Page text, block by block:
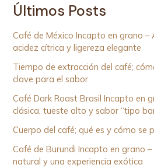
Últimos Posts
Café de México Incapto en grano –
acidez cítrica y ligereza elegante
Tiempo de extracción del café;
clave para el sabor
Café Dark Roast Brasil Incapto en
clásica, tueste alto y sabor “tipo
Cuerpo del café; qué es y cómo se
Café de Burundi Incapto en grano
natural y una experiencia exótica